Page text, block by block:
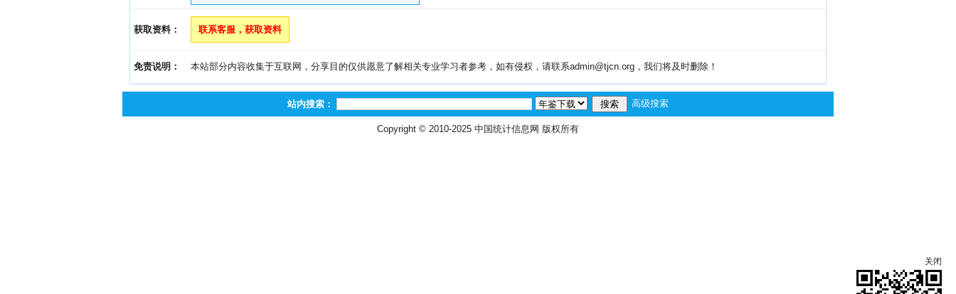
获取资料： 联系客服，获取资料
免责说明： 本站部分内容收集于互联网，分享目的仅供愿意了解相关专业学习者参考，如有侵权，请联系admin@tjcn.org，我们将及时删除！
站内搜索： 高级搜索
Copyright © 2010-2025 中国统计信息网 版权所有
关闭